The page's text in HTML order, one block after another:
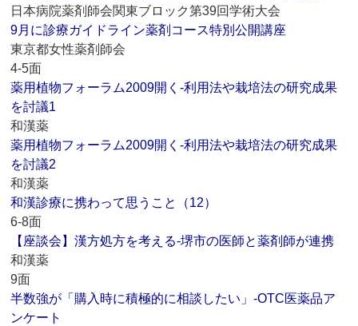
日本病院薬剤師会関東ブロック第39回学術大会
9月に診療ガイドライン薬剤コース特別公開講座
東京都女性薬剤師会
4-5面
薬用植物フォーラム2009開く‐利用法や栽培法の研究成果
を討議1
和漢薬
薬用植物フォーラム2009開く‐利用法や栽培法の研究成果
を討議2
和漢薬
和漢診療に携わって思うこと（12）
6-8面
【座談会】漢方処方を考える‐堺市の医師と薬剤師が連携
和漢薬
9面
半数強が「購入時に積極的に相談したい」‐OTC医薬品ア
ンケート